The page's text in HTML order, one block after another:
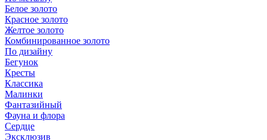
Белое золото
Красное золото
Желтое золото
Комбинированное золото
По дизайну
Бегунок
Кресты
Классика
Малинки
Фантазийный
Фауна и флора
Сердце
Эксклюзив